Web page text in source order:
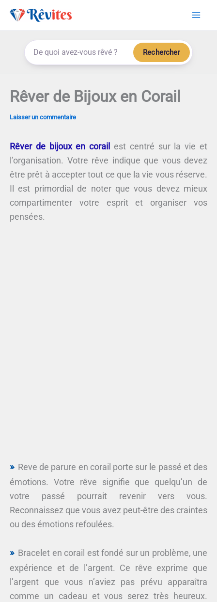
Aller
Rechercher
Rêver de Bijoux en Corail
Laisser un commentaire
Rêver de bijoux en corail
est centré sur la vie et
l’organisation. Votre rêve indique que vous devez
être prêt à accepter tout ce que la vie vous réserve.
Il est primordial de noter que vous devez mieux
compartimenter votre esprit et organiser vos
pensées.
Reve de parure en corail porte sur le passé et des
émotions. Votre rêve signifie que quelqu’un de
votre passé pourrait revenir vers vous.
Reconnaissez que vous avez peut-être des craintes
ou des émotions refoulées.
Bracelet en corail est fondé sur un problème, une
expérience et de l’argent. Ce rêve exprime que
l’argent que vous n’aviez pas prévu apparaîtra
comme un cadeau et vous serez très heureux.